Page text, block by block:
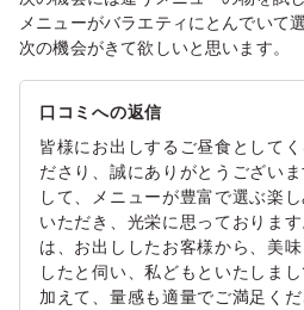
メニューがバラエティにとんでいて
次の機会がきて欲しいと思います。
口コミへの返信
皆様にお出しするご昼食として
ださり、誠にありがとうござい
して、メニューが豊富で選ぶ楽
いただき、光栄に思っておりま
は、お出ししたお客様から、美
したと伺い、私どもといたしま
加えて、量感も適量でご満足く